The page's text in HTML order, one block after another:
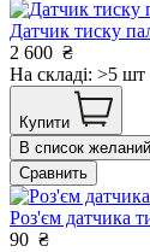
Датчик тиску
2 600 ₴
На складі: >5 шт
Купити
В список желаний
Сравнить
Роз'єм датчика
90 ₴